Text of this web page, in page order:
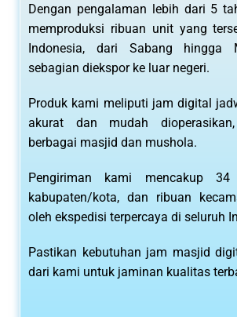
Dengan pengalaman lebih dari 5
memproduksi ribuan unit yang
Indonesia, dari Sabang hingga
sebagian diekspor ke luar negeri.
Produk kami meliputi jam digital
akurat dan mudah
berbagai masjid dan mushola.
Pengiriman kami mencakup
kabupaten/kota, dan ribuan
oleh ekspedisi terpercaya di seluruh
Pastikan kebutuhan jam masjid
dari kami untuk jaminan kualitas